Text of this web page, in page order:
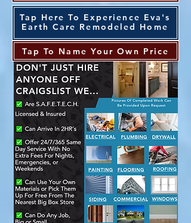
Tap Here To Experience Eva's
Earth Care Remodeled Home
Tap To Name Your Own Price